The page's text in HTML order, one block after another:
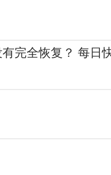
完全恢复？ 每日